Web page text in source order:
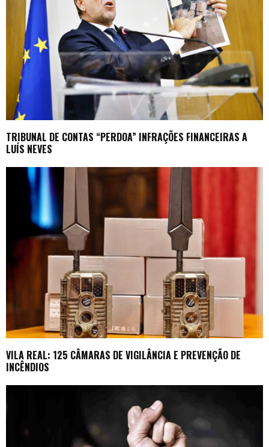
TRIBUNAL DE CONTAS “PERDOA” INFRAÇÕES FINANCEIRAS A
LUÍS NEVES
VILA REAL: 125 CÂMARAS DE VIGILÂNCIA E PREVENÇÃO DE
INCÊNDIOS